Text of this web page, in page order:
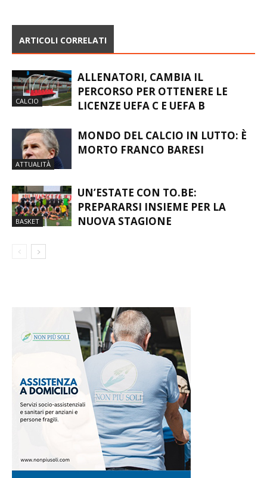
ARTICOLI CORRELATI
CALCIO
ALLENATORI, CAMBIA IL
PERCORSO PER OTTENERE LE
LICENZE UEFA C E UEFA B
ATTUALITÀ
MONDO DEL CALCIO IN LUTTO: È
MORTO FRANCO BARESI
BASKET
UN’ESTATE CON TO.BE:
PREPARARSI INSIEME PER LA
NUOVA STAGIONE